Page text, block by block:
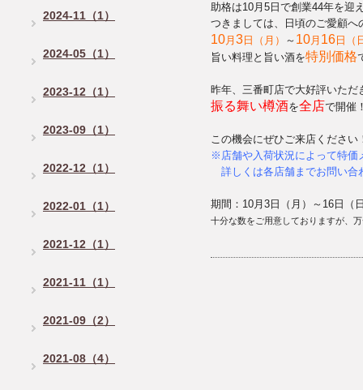
助格は10月5日で創業44年を迎
つきましては、日頃のご愛顧へ
10月 3 日（月） ～ 10月 16 日（
旨い料理と旨い酒を特別価格
昨年、三番町店で大好評いただ
振る舞い樽酒を全店で開催
この機会にぜひご来店ください
※店舗や入荷状況によって特価
詳しくは各店舗までお問い合
期間：10月3日（月）～16日（
十分な数をご用意しておりますが、
2024-11（1）
2024-05（1）
2023-12（1）
2023-09（1）
2022-12（1）
2022-01（1）
2021-12（1）
2021-11（1）
2021-09（2）
2021-08（4）